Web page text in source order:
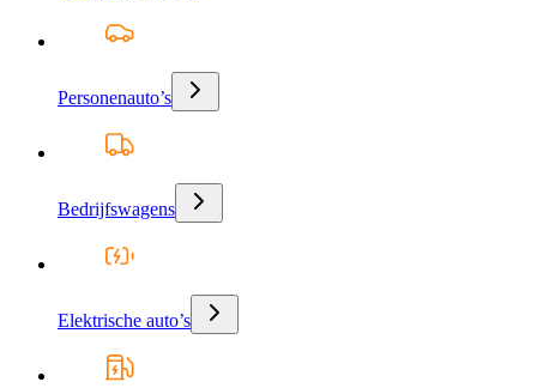
Personenauto’s
Bedrijfswagens
Elektrische auto’s